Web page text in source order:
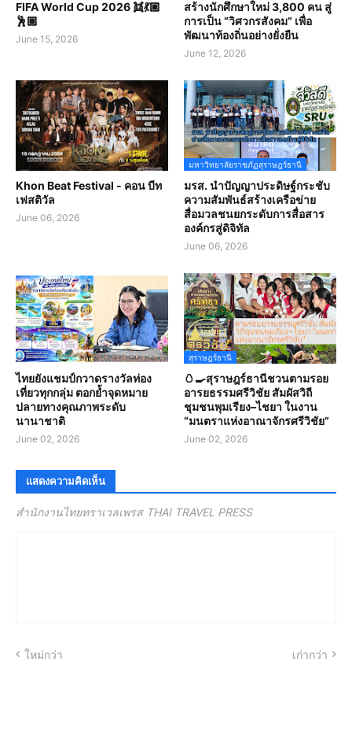
FIFA World Cup 2026 👯💃🏼
🕺🏽
June 15, 2026
สร้างนักศึกษาใหม่ 3,800 คน สู่
การเป็น “วิศวกรสังคม” เพื่อ
พัฒนาท้องถิ่นอย่างยั่งยืน
June 12, 2026
Khon Beat Festival - คอน บีท
เฟสติวัล
June 06, 2026
มหาวิทยาลัยราชภัฏสุราษฎร์ธานี
มรส. นำปัญญาประดิษฐ์กระชับ
ความสัมพันธ์สร้างเครือข่าย
สื่อมวลชนยกระดับการสื่อสาร
องค์กรสู่ดิจิทัล
June 06, 2026
ไทยยังแชมป์กวาดรางวัลท่อง
เที่ยวทุกกลุ่ม ตอกย้ำจุดหมาย
ปลายทางคุณภาพระดับ
นานาชาติ
June 02, 2026
สุราษฎร์ธานี
🥚🍳สุราษฎร์ธานีชวนตามรอย
อารยธรรมศรีวิชัย สัมผัสวิถี
ชุมชนพุมเรียง–ไชยา ในงาน
“มนตราแห่งอาณาจักรศรีวิชัย”
June 02, 2026
แสดงความคิดเห็น
สำนักงานไทยทราเวลเพรส THAI TRAVEL PRESS
ใหม่กว่า เก่ากว่า